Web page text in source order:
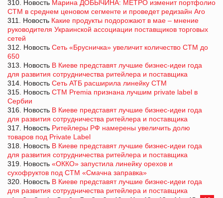
310. Новость Марина ДОБЫЧИНА: МЕТРО изменит портфолио
СТМ в среднем ценовом сегменте и проведет редизайн Aro
311. Новость Какие продукты подорожают в мае – мнение
руководителя Украинской ассоциации поставщиков торговых
сетей
312. Новость Сеть «Брусничка» увеличит количество СТМ до
650
313. Новость В Киеве представят лучшие бизнес-идеи года
для развития сотрудничества ритейлера и поставщика
314. Новость Сеть АТБ расширила линейку СТМ
315. Новость СТМ Premia признана лучшим private label в
Сербии
316. Новость В Киеве представят лучшие бизнес-идеи года
для развития сотрудничества ритейлера и поставщика
317. Новость Ритейлеры РФ намерены увеличить долю
товаров под Private Label
318. Новость В Киеве представят лучшие бизнес-идеи года
для развития сотрудничества ритейлера и поставщика
319. Новость «ОККО» запустила линейку орехов и
сухофруктов под СТМ «Смачна заправка»
320. Новость В Киеве представят лучшие бизнес-идеи года
для развития сотрудничества ритейлера и поставщика